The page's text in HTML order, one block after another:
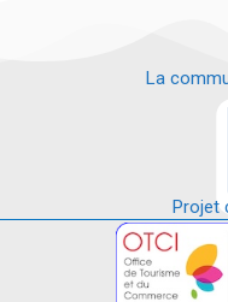
La
Projet